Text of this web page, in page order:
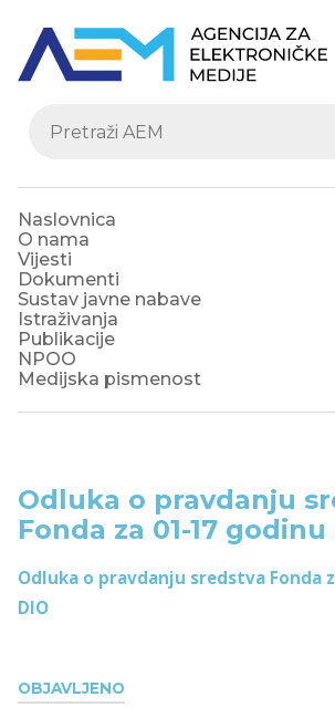
Naslovnica
O nama
Vijesti
Dokumenti
Sustav javne nabave
Istraživanja
Publikacije
NPOO
Medijska pismenost
OBJAVLJENO
Odluka o pravdanju
Fonda za 01-17 godinu
Odluka o pravdanju sredstva Fonda
DIO